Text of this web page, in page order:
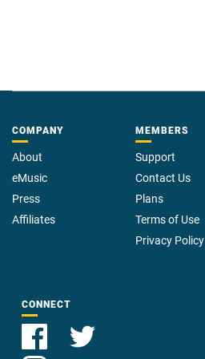
COMPANY
About
eMusic
Press
Affiliates
MEMBERS
Support
Contact Us
Plans
Terms of Use
Privacy Policy
CONNECT